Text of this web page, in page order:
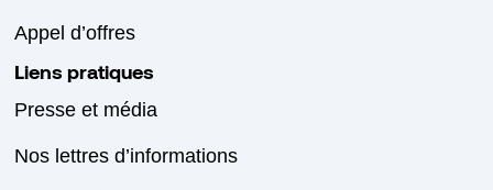
Appel d’offres
Liens pratiques
Presse et média
Nos lettres d’informations